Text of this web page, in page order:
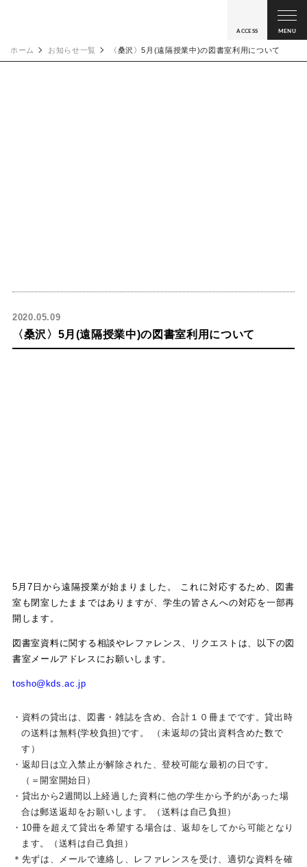
ACCESS MENU
ホーム お知らせ一覧 〈桑沢〉5月(遠隔授業中)の図書室利用について
2020.05.09
〈桑沢〉5月(遠隔授業中)の図書室利用について
5月7日から遠隔授業が始まりました。 これに対応するため、図書
室も閉室したままではありますが、学生の皆さんへの対応を一部再
開します。
図書室資料に関する相談やレファレンス、リクエストは、以下の図
書室メールアドレスにお願いします。
tosho@kds.ac.jp
・資料の貸出は、図書・雑誌を含め、合計１０冊までです。貸出時
の送料は無料(学校負担)です。 （未返却の貸出資料含めた数で
す）
・返却日は立入禁止が解除された、登校可能な最初の日です。
（＝開室開始日）
・貸出から2週間以上経過した資料に他の学生から予約があった場
合は郵送返却をお願いします。（送料は自己負担）
・10冊を超えて貸出を希望する場合は、返却をしてから可能となり
ます。（送料は自己負担）
＊先ずは、メールで連絡し、レファレンスを受け、適切な資料を確